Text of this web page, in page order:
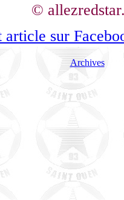
©
article sur
Archives